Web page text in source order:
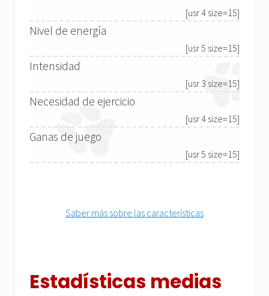
[usr 4 size=15]
Nivel de energía
[usr 5 size=15]
Intensidad
[usr 3 size=15]
Necesidad de ejercicio
[usr 4 size=15]
Ganas de juego
[usr 5 size=15]
Saber más sobre las características
Estadísticas medias